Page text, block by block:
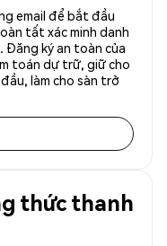
email để bắt đầu
tất xác minh danh
Đăng ký an toàn của
toán dự trữ, giữ cho
làm cho sàn trở
thức thanh